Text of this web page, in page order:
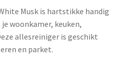
Musk is hartstikke handig
woonkamer, keuken,
allesreiniger is geschikt
en parket.